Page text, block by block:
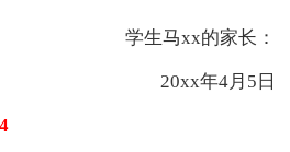
学生马xx的家长：
20xx年4月5日